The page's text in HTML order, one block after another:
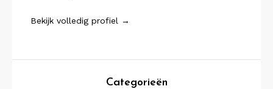
Bekijk volledig profiel →
Categorieën